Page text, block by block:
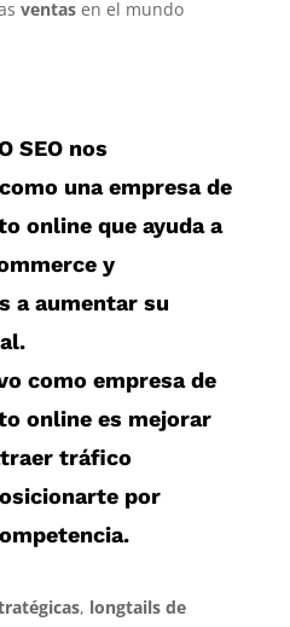
ventasen el mundo
SEOnos
unaempresa de
onlineque ayuda a
y
a aumentar su
como empresa de
onlinees mejorar
tráfico
por
, longtails de